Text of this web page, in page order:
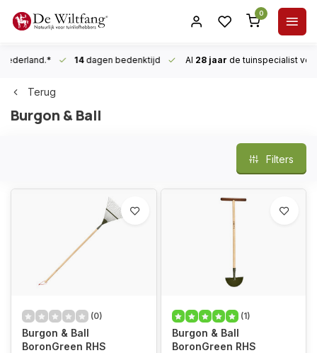
0
14dagen bedenktijd Al 28 jaar de tuinspecialist
Terug
Burgon & Ball
Filters
(0)
Burgon & Ball
BoronGreen RHS
(1)
Burgon & Ball
BoronGreen RHS